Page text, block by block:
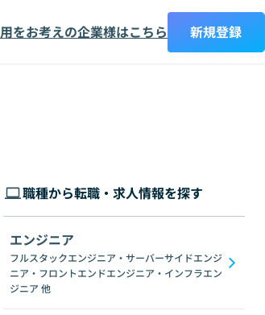
をお考えの企業様はこちら 新規登録
東京都 神奈川県 新潟県 富山県 石川県
ブロックチェーン ChatGPT Gemini
職種から転職・求人情報を探す
エンジニア
フルスタックエンジニア・サーバーサイドエンジ
ニア・フロントエンドエンジニア・インフラエン
ジニア 他